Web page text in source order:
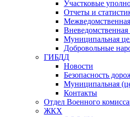
Участковые
Отчеты и
Вневедомственная
Муниципальная
Добровольные
ГИБДД
Новости
Безопасность
Муниципальная
Контакты
Отдел Военного
ЖКХ